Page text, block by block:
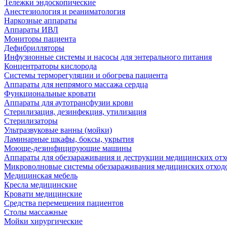
Тележки эндоскопические
Анестезиология и реаниматология
Наркозные аппараты
Аппараты ИВЛ
Мониторы пациента
Дефибрилляторы
Инфузионные системы и насосы для энтерального питания
Концентраторы кислорода
Системы терморегуляции и обогрева пациента
Аппараты для непрямого массажа сердца
Функциональные кровати
Аппараты для аутотрансфузии крови
Стерилизация, дезинфекция, утилизация
Стерилизаторы
Ультразвуковые ванны (мойки)
Ламинарные шкафы, боксы, укрытия
Моюще-дезинфицирующие машины
Аппараты для обеззараживания и деструкции медицинских
Микроволновые системы обеззараживания медицинских
Медицинская мебель
Кресла медицинские
Кровати медицинские
Средства перемещения пациентов
Столы массажные
Мойки хирургические